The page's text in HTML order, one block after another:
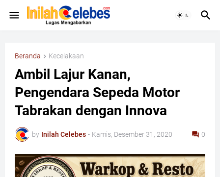
Beranda Kecelakaan
Ambil Lajur Kanan,
Pengendara Sepeda Motor
Tabrakan dengan Innova
by Inilah Celebes - Kamis, Desember 31, 2020 0